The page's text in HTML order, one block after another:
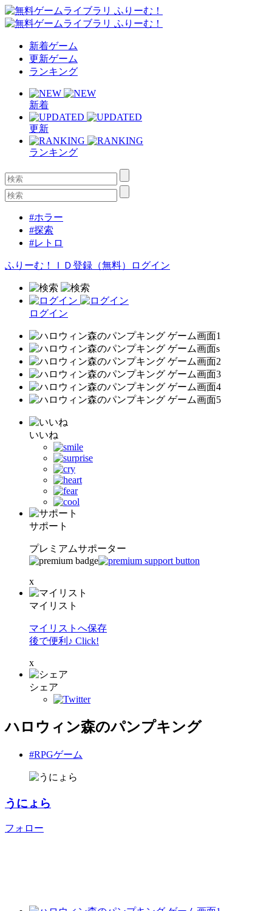
新着ゲーム
更新ゲーム
ランキング
新着
更新
ランキング
#ホラー
#探索
#レトロ
ふりーむ！ＩＤ登録（無料） ログイン
ログイン
いいね
サポート
プレミアムサポーター
x
マイリスト
マイリストへ保存
後で便利♪ Click!
x
シェア
ハロウィン森のパンプキング
#RPGゲーム
うにょら
フォロー